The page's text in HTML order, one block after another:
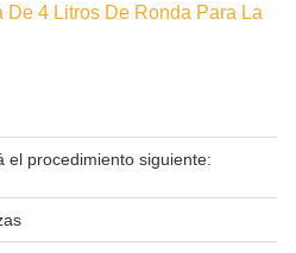
De 4 Litros De Ronda Para La
el procedimiento siguiente: